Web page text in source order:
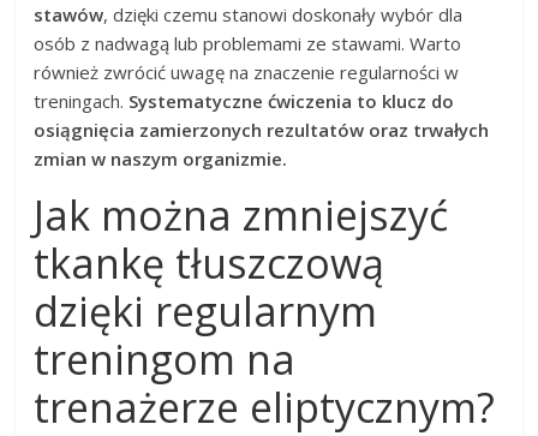
stawów, dzięki czemu stanowi doskonały wybór dla
osób z nadwagą lub problemami ze stawami. Warto
również zwrócić uwagę na znaczenie regularności w
treningach. Systematyczne ćwiczenia to klucz do
osiągnięcia zamierzonych rezultatów oraz trwałych
zmian w naszym organizmie.
Jak można zmniejszyć
tkankę tłuszczową
dzięki regularnym
treningom na
trenażerze eliptycznym?